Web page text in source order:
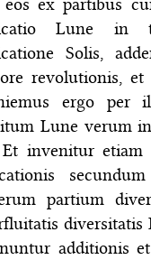
Lune in
Solis,
revolutionis,
ergo per
Lune verum
Et invenitur
partium
diversitatis
additionis